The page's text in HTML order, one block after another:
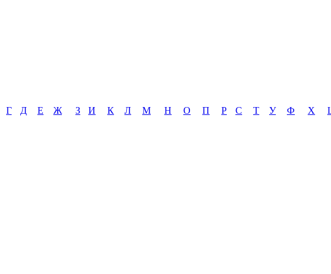
Г Д Е Ж З И К Л М Н О П Р С Т У Ф Х